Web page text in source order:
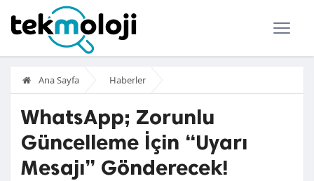
Ana Sayfa Haberler
WhatsApp; Zorunlu
Güncelleme İçin “Uyarı
Mesajı” Gönderecek!